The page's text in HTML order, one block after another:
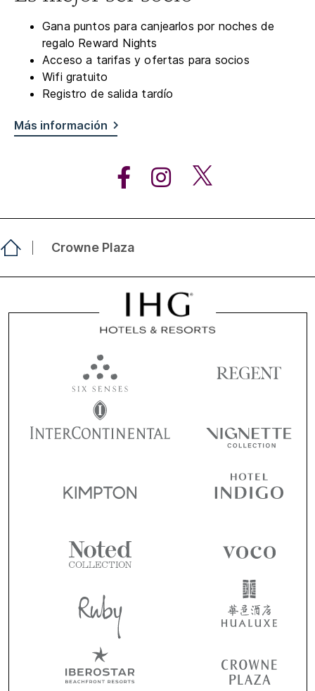
Gana puntos para canjearlos por noches de
regalo Reward Nights
Acceso a tarifas y ofertas para socios
Wifi gratuito
Registro de salida tardío
Más información
Crowne Plaza